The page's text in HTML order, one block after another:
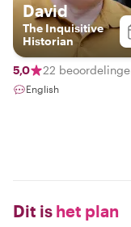
David
The Inquisitive
Historian
5,0 22
English
Dit is het plan